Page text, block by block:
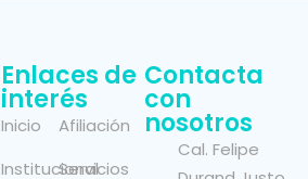
Enlaces de
interés
Inicio
Institucional
Afiliación
Servicios
Contacta
con
nosotros
Cal. Felipe